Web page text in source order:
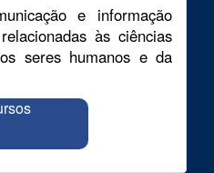
e informação
às ciências
seres humanos e da